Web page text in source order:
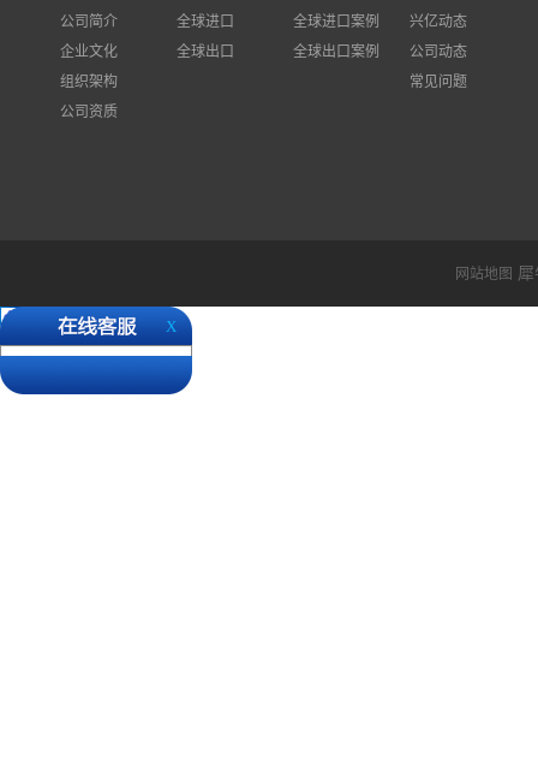
进口税费，我司只是垫付.
自己去查件出现问题很多
事，而我司不需要客户自
公司简介
企业文化
组织架构
公司资质
全球进口
全球出口
全球进口案例
全球出口案例
兴亿动态
公司动态
常见问题
网站地图
X